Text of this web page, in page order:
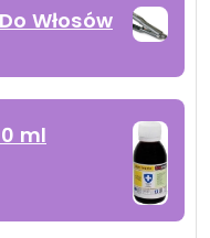
Włosów
ml